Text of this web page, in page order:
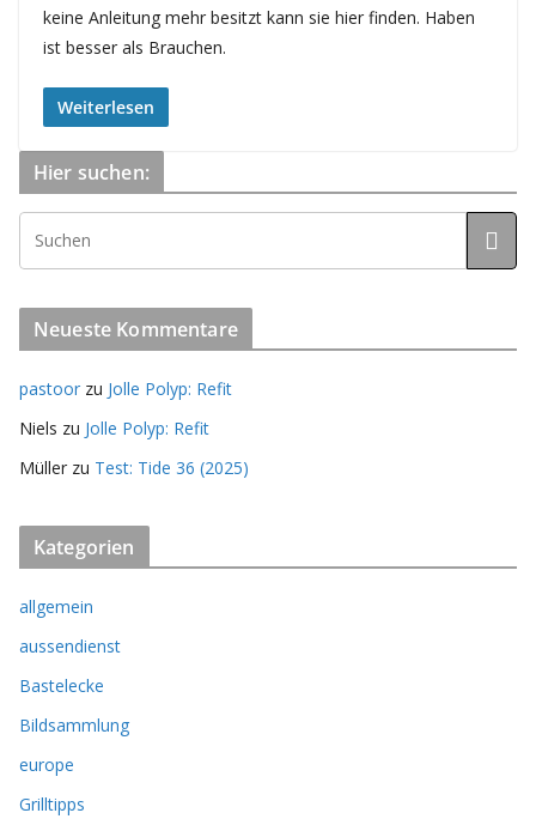
keine Anleitung mehr besitzt kann sie hier finden. Haben
ist besser als Brauchen.
Weiterlesen
Hier suchen:
Neueste Kommentare
pastoor zu Jolle Polyp: Refit
Niels zu Jolle Polyp: Refit
Müller zu Test: Tide 36 (2025)
Kategorien
allgemein
aussendienst
Bastelecke
Bildsammlung
europe
Grilltipps